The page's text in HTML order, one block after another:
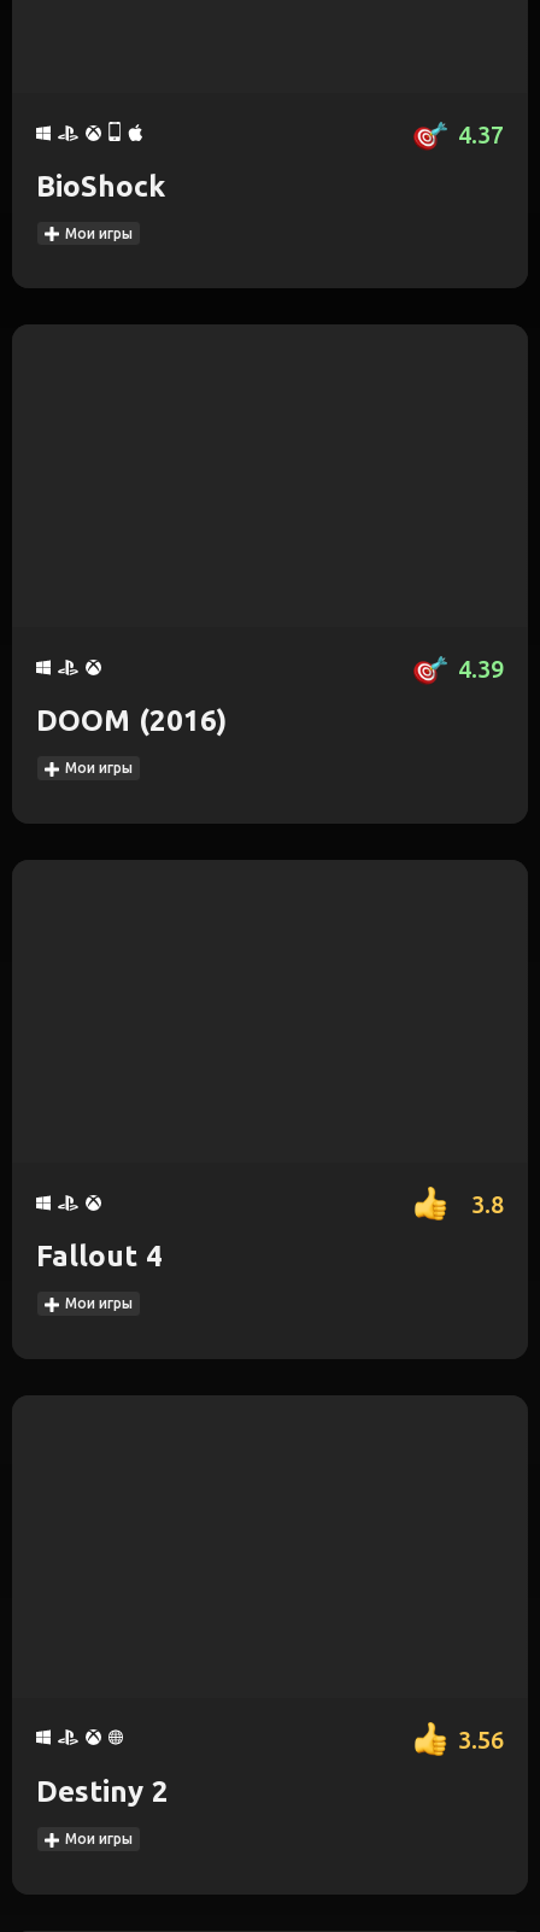
4.37
BioShock
Мои игры
4.39
DOOM (2016)
Мои игры
3.8
Fallout 4
Мои игры
3.56
Destiny 2
Мои игры